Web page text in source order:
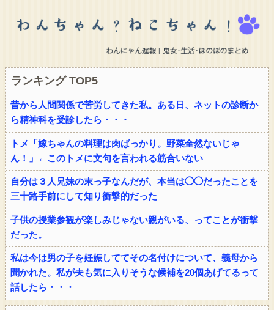
ランキング TOP5
昔から人間関係で苦労してきた私。ある日、ネットの診断か
ら精神科を受診したら・・・
トメ「嫁ちゃんの料理は肉ばっかり。野菜全然ないじゃ
ん！」←このトメに文句を言われる筋合いない
自分は３人兄妹の末っ子なんだが、本当は◯◯だったことを
三十路手前にして知り衝撃的だった
子供の授業参観が楽しみじゃない親がいる、ってことが衝撃
だった。
私は今は男の子を妊娠しててその名付けについて、義母から
聞かれた。私が夫も気に入りそうな候補を20個あげてるって
話したら・・・